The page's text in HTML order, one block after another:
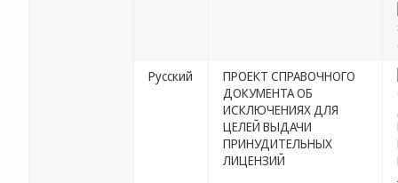
Русский
ПРОЕКТ СПРАВОЧНОГО
ДОКУМЕНТА ОБ
ИСКЛЮЧЕНИЯХ ДЛЯ
ЦЕЛЕЙ ВЫДАЧИ
ПРИНУДИТЕЛЬНЫХ
ЛИЦЕНЗИЙ